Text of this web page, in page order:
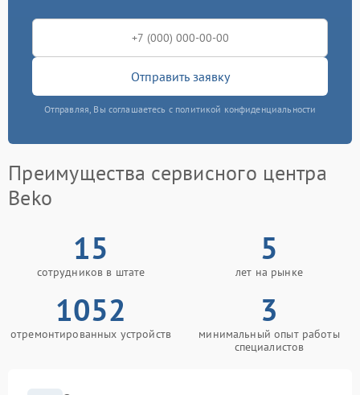
Отправить заявку
Отправляя, Вы соглашаетесь с политикой конфиденциальности
Преимущества сервисного центра
Beko
15
сотрудников в штате
5
лет на рынке
1052
отремонтированных устройств
3
минимальный опыт работы
специалистов